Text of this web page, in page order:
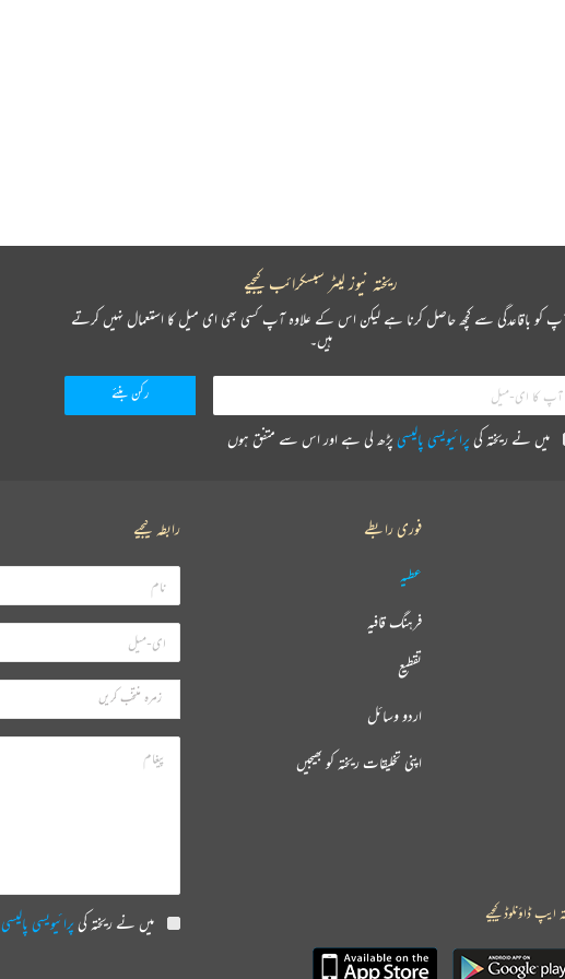
ریختہ نیوز لیٹر سبسکرائب کیجیے
کو باقاعدگی سے کچھ حاصل کرنا ہے لیکن اس کے علاوہ آپ کسی بھی ای میل کا استعمال نہیں کرتے
ہیں۔
میں نے ریختہ کیپرائیویسی پالیسیپڑھ لی ہے اور اس سے متفق ہوں
فوری رابطے
عطیہ
فرہنگ قافیہ
تقطیع
اردو وسائل
اپنی تخلیقات ریختہ کو بھیجیں
رابطہ کیجیے
میں نے ریختہ کیپرائیویسی پالیسی ایپ ڈاؤنلوڈ کیجیے